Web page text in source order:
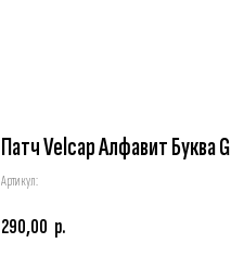
Патч Velcap Алфавит Буква G
Артикул:
290,00 р.